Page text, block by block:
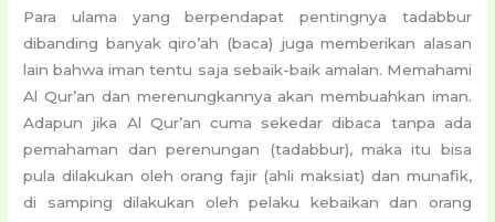
Para ulama yang berpendapat pentingnya tadabbur
dibanding banyak qiro’ah (baca) juga memberikan alasan
lain bahwa iman tentu saja sebaik-baik amalan. Memahami
Al Qur’an dan merenungkannya akan membuahkan iman.
Adapun jika Al Qur’an cuma sekedar dibaca tanpa ada
pemahaman dan perenungan (tadabbur), maka itu bisa
pula dilakukan oleh orang fajir (ahli maksiat) dan munafik,
di samping dilakukan oleh pelaku kebaikan dan orang